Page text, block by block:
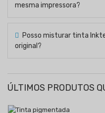
mesma impressora?
Posso misturar tinta
original?
ÚLTIMOS PRODUTOS